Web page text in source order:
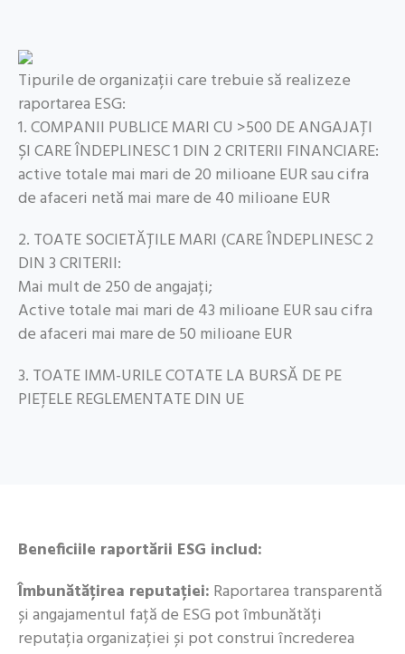
Tipurile de organizații care trebuie să realizeze
raportarea ESG:
1. COMPANII PUBLICE MARI CU >500 DE ANGAJAȚI
ȘI CARE ÎNDEPLINESC 1 DIN 2 CRITERII FINANCIARE:
active totale mai mari de 20 milioane EUR sau cifra
de afaceri netă mai mare de 40 milioane EUR
2. TOATE SOCIETĂȚILE MARI (CARE ÎNDEPLINESC 2
DIN 3 CRITERII:
Mai mult de 250 de angajați;
Active totale mai mari de 43 milioane EUR sau cifra
de afaceri mai mare de 50 milioane EUR
3. TOATE IMM-URILE COTATE LA BURSĂ DE PE
PIEȚELE REGLEMENTATE DIN UE
Beneficiile raportării ESG includ:
Îmbunătățirea reputației: Raportarea transparentă
și angajamentul față de ESG pot îmbunătăți
reputația organizației și pot construi încrederea